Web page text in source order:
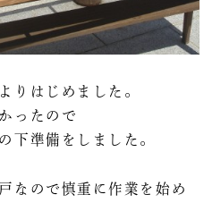
りはじめました。
ったので
下準備をしました。
なので慎重に作業を始め